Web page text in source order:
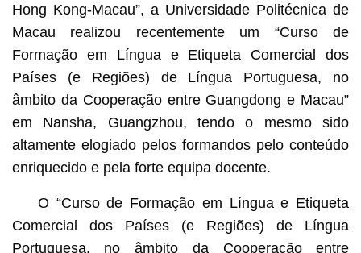
Hong Kong-Macau”, a Universidade Politécnica de
Macau realizou recentemente um “Curso de
Formação em Língua e Etiqueta Comercial dos
Países (e Regiões) de Língua Portuguesa, no
âmbito da Cooperação entre Guangdong e Macau”
em Nansha, Guangzhou, tendo o mesmo sido
altamente elogiado pelos formandos pelo conteúdo
enriquecido e pela forte equipa docente.
O “Curso de Formação em Língua e Etiqueta
Comercial dos Países (e Regiões) de Língua
Portuguesa, no âmbito da Cooperação entre